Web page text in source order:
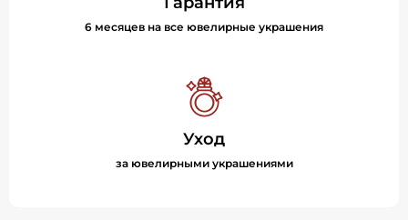
6 месяцев на все ювелирные украшения
Уход
за ювелирными украшениями